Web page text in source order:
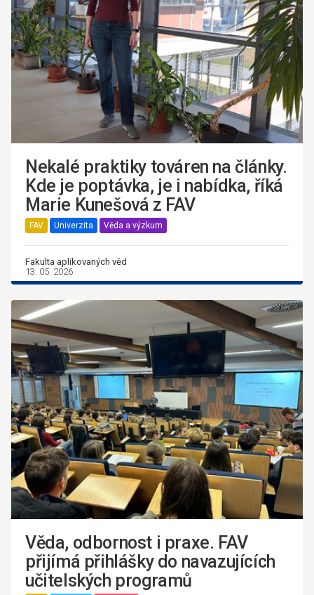
Nekalé praktiky továren na články.
Kde je poptávka, je i nabídka, říká
Marie Kunešová z FAV
FAV Univerzita Věda a výzkum
Fakulta aplikovaných věd
13. 05. 2026
Věda, odbornost i praxe. FAV
přijímá přihlášky do navazujících
učitelských programů